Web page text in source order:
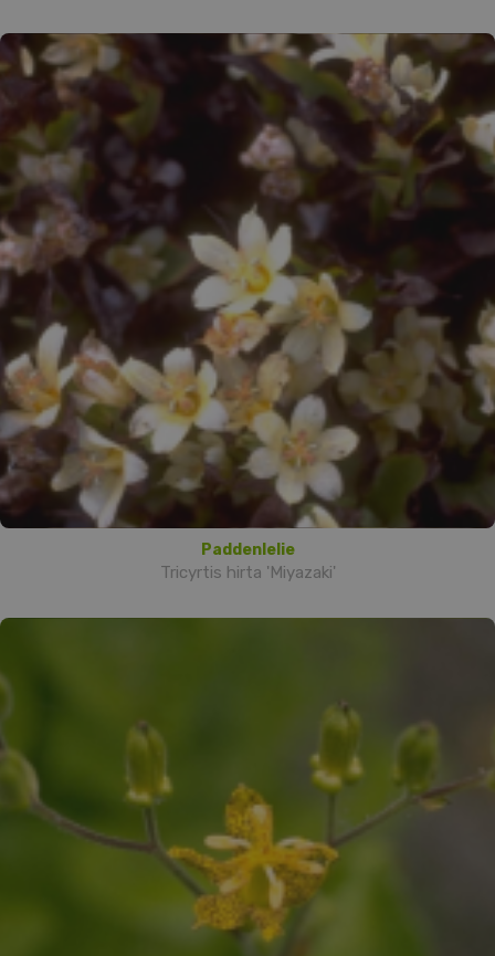
Paddenlelie
Tricyrtis hirta 'Miyazaki'